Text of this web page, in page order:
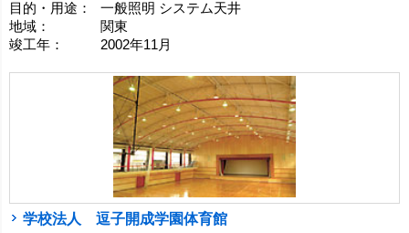
目的・用途：
一般照明 システム天井
地域：
関東
竣工年：
2002年11月
学校法人 逗子開成学園体育館